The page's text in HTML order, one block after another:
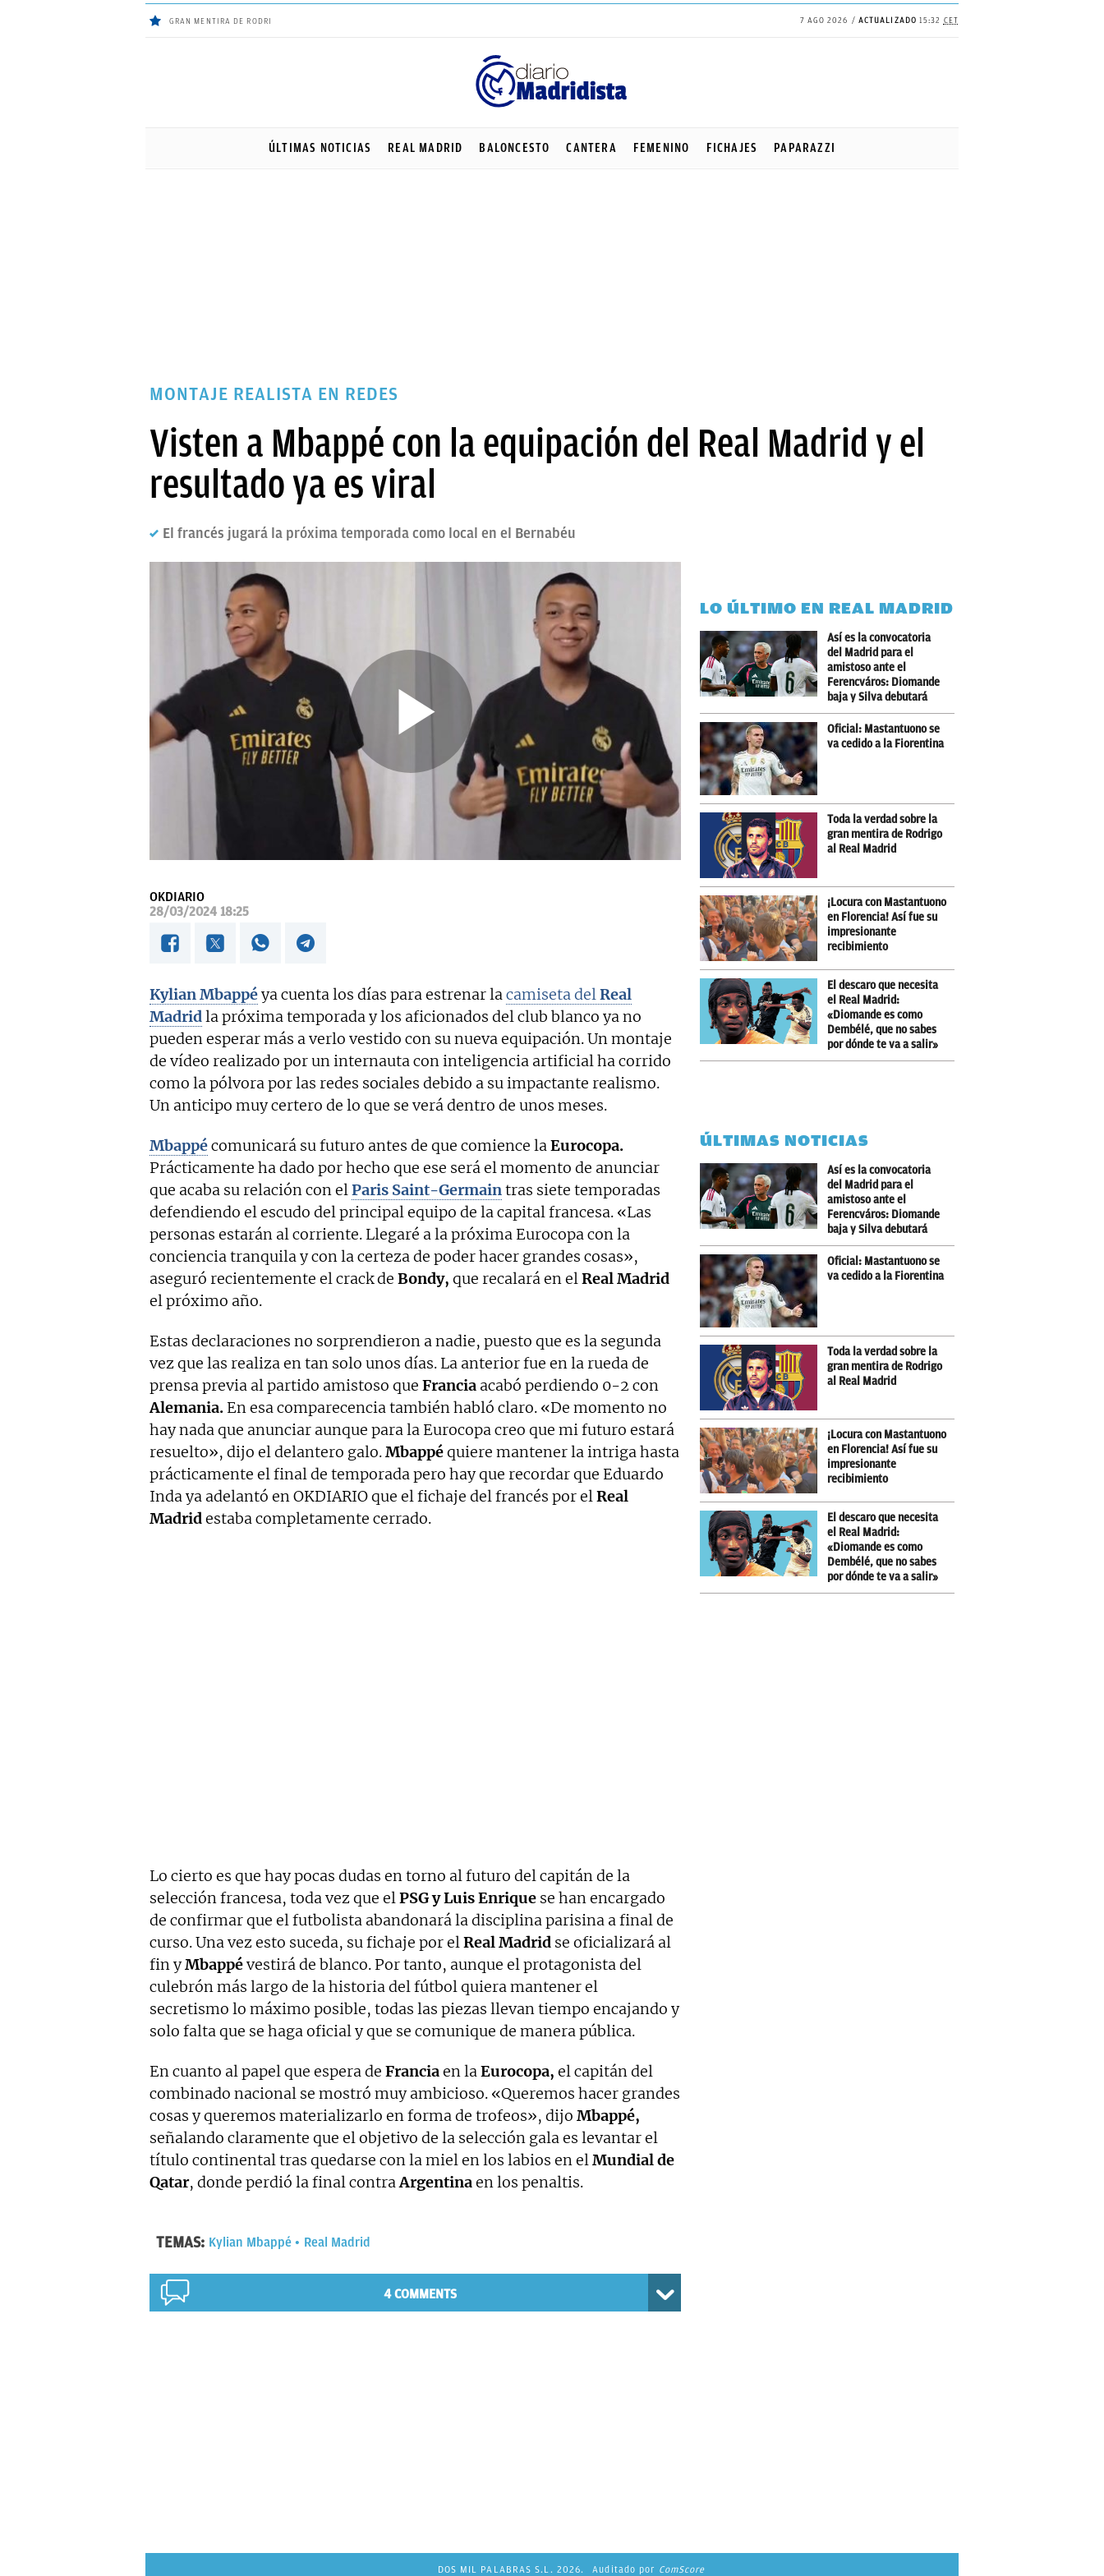
GRAN MENTIRA DE RODRI 7 AGO 2026 ACTUALIZADO 15:32 CET
ÚLTIMAS NOTICIAS REAL MADRID BALONCESTO CANTERA FEMENINO FICHAJES PAPARAZZI
MONTAJE REALISTA EN REDES
Visten a Mbappé con la equipación del Real Madrid y el
resultado ya es viral
El francés jugará la próxima temporada como local en el Bernabéu
OKDIARIO
28/03/2024 18:25
Kylian Mbappéya cuenta los días para estrenar lacamiseta delReal
Madridla próxima temporada y los aficionados del club blanco ya no
pueden esperar más a verlo vestido con su nueva equipación. Un montaje
de vídeo realizado por un internauta con inteligencia artificial ha corrido
como la pólvora por las redes sociales debido a su impactante realismo.
Un anticipo muy certero de lo que se verá dentro de unos meses.
Mbappécomunicará su futuro antes de que comience laEurocopa.
Prácticamente ha dado por hecho que ese será el momento de anunciar
que acaba su relación con elParis Saint-Germaintras siete temporadas
defendiendo el escudo del principal equipo de la capital francesa. «Las
personas estarán al corriente. Llegaré a la próxima Eurocopa con la
conciencia tranquila y con la certeza de poder hacer grandes cosas»,
aseguró recientemente el crack de Bondy, que recalará en elReal Madrid
el próximo año.
Estas declaraciones no sorprendieron a nadie, puesto que es la segunda
vez que las realiza en tan solo unos días. La anterior fue en la rueda de
prensa previa al partido amistoso que Francia acabó perdiendo 0-2 con
Alemania. En esa comparecencia también habló claro. «De momento no
hay nada que anunciar aunque para la Eurocopa creo que mi futuro estará
resuelto», dijo el delantero galo.Mbappéquiere mantener la intriga hasta
prácticamente el final de temporada pero hay que recordar que Eduardo
Inda ya adelantó en OKDIARIO que el fichaje del francés por elReal
Madridestaba completamente cerrado.
Lo cierto es que hay pocas dudas en torno al futuro del capitán de la
selección francesa, toda vez que elPSG y Luis Enrique se han encargado
de confirmar que el futbolista abandonará la disciplina parisina a final de
curso. Una vez esto suceda, su fichaje por elReal Madrid se oficializará al
fin yMbappévestirá de blanco. Por tanto, aunque el protagonista del
culebrón más largo de la historia del fútbol quiera mantener el
secretismo lo máximo posible, todas las piezas llevan tiempo encajando y
solo falta que se haga oficial y que se comunique de manera pública.
En cuanto al papel que espera de Franciaen laEurocopa, el capitán del
combinado nacional se mostró muy ambicioso. «Queremos hacer grandes
cosas y queremos materializarlo en forma de trofeos», dijo Mbappé,
señalando claramente que el objetivo de la selección gala es levantar el
título continental tras quedarse con la miel en los labios en elMundial de
Qatar, donde perdió la final contraArgentinaen los penaltis.
TEMAS: Kylian Mbappé Real Madrid
4 COMMENTS
LO ÚLTIMO EN REAL MADRID
Así es la convocatoria
del Madrid para el
amistoso ante el
Ferencváros: Diomande
baja y Silva debutará
Oficial: Mastantuono se
va cedido a la Fiorentina
Toda la verdad sobre la
gran mentira de Rodrigo
al Real Madrid
¡Locura con Mastantuono
en Florencia! Así fue su
impresionante
recibimiento
El descaro que necesita
el Real Madrid:
«Diomande es como
Dembélé, que no sabes
por dónde te va a salir»
ÚLTIMAS NOTICIAS
Así es la convocatoria
del Madrid para el
amistoso ante el
Ferencváros: Diomande
baja y Silva debutará
Oficial: Mastantuono se
va cedido a la Fiorentina
Toda la verdad sobre la
gran mentira de Rodrigo
al Real Madrid
¡Locura con Mastantuono
en Florencia! Así fue su
impresionante
recibimiento
El descaro que necesita
el Real Madrid:
«Diomande es como
Dembélé, que no sabes
por dónde te va a salir»
DOS MIL PALABRAS S.L. 2026. Auditado por ComScore